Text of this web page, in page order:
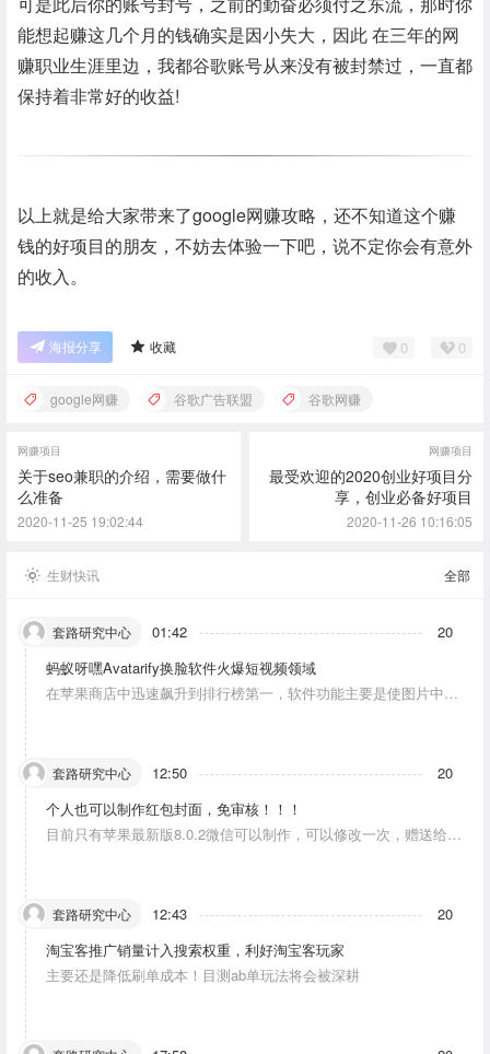
能想起赚这几个月的钱确实是因小失大，因此 在三年的网
赚职业生涯里边，我都谷歌账号从来没有被封禁过，一直都
保持着非常好的收益!
以上就是给大家带来了google网赚攻略，还不知道这个赚
钱的好项目的朋友，不妨去体验一下吧，说不定你会有意外
的收入。
海报分享 收藏 0 0
google网赚 谷歌广告联盟 谷歌网赚
网赚项目
关于seo兼职的介绍，需要做什
么准备
2020-11-25 19:02:44
网赚项目
最受欢迎的2020创业好项目分
享，创业必备好项目
2020-11-26 10:16:05
生财快讯 全部
套路研究中心 01:42
20
蚂蚁呀嘿Avatarify换脸软件火爆短视频领域
在苹果商店中迅速飙升到排行榜第一，软件功能主要是使图片中的
套路研究中心 12:50
20
个人也可以制作红包封面，免审核！！！
目前只有苹果最新版8.0.2微信可以制作，可以修改一次，赠送给10
套路研究中心 12:43
20
淘宝客推广销量计入搜索权重，利好淘宝客玩家
主要还是降低刷单成本！目测ab单玩法将会被深耕